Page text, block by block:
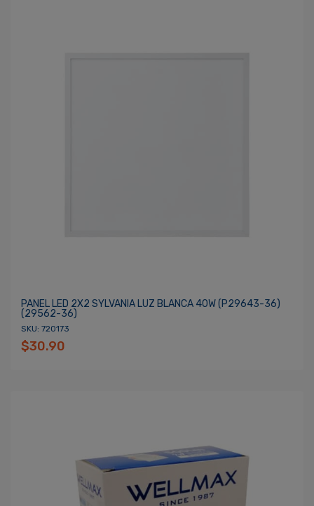
PANEL LED 2X2 SYLVANIA LUZ BLANCA 40W (P29643-36)
(29562-36)
SKU: 720173
$30.90